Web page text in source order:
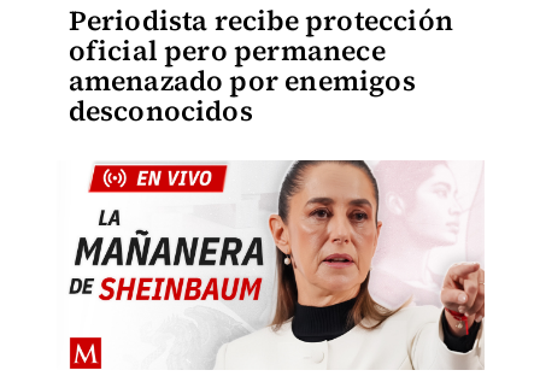
Periodista recibe protección
oficial pero permanece
amenazado por enemigos
desconocidos